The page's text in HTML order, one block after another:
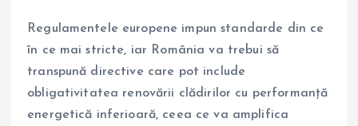
Regulamentele europene impun standarde din ce
în ce mai stricte, iar România va trebui să
transpună directive care pot include
obligativitatea renovării clădirilor cu performanță
energetică inferioară, ceea ce va amplifica